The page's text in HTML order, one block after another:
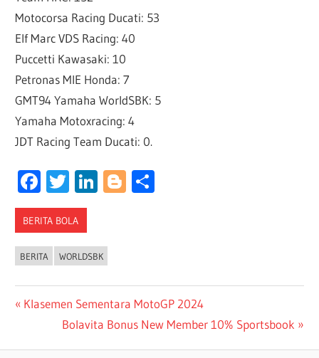
Motocorsa Racing Ducati: 53
Elf Marc VDS Racing: 40
Puccetti Kawasaki: 10
Petronas MIE Honda: 7
GMT94 Yamaha WorldSBK: 5
Yamaha Motoxracing: 4
JDT Racing Team Ducati: 0.
Facebook
Twitter
LinkedIn
Blogger
BERITA BOLA
BERITA WORLDSBK
Post
navigation
Previous
Klasemen Sementara MotoGP 2024
Next
Bolavita Bonus New Member 10% Sportsbook